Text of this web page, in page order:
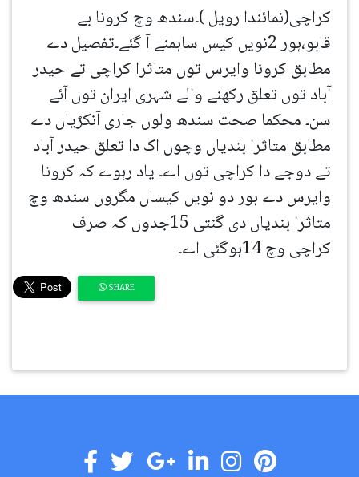
کراچی(نمائندا رویل )۔سندھ وچ کرونا بے
قابو،ہور 2نویں کیس ساہمنے آ گئے۔تفصیل دے
مطابق کرونا وایرس توں متاثرا کراچی تے حیدر
آباد توں تعلق رکھنے والے شہری ایران توں آئے
سن۔ محکما صحت سندھ ولوں جاری آنکڑیاں دے
مطابق متاثرا بندیاں وچوں اک دا تعلق حیدر آباد
تے دوجے دا کراچی توں اے۔ یاد رہوے کہ کرونا
وایرس دے ہور دو نویں کیساں مگروں سندھ وچ
متاثرا بندیاں دی گنتی 15جدوں کہ صرف
کراچی وچ 14ہوگئی اے۔
SHARE